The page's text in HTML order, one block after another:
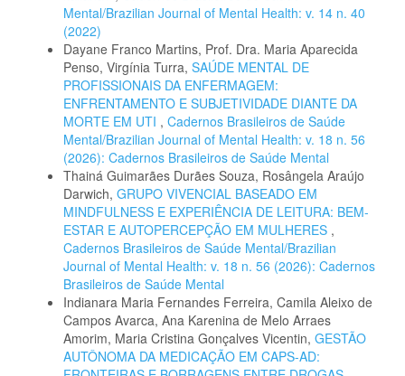
Mental/Brazilian Journal of Mental Health: v. 14 n. 40
(2022)
Dayane Franco Martins, Prof. Dra. Maria Aparecida
Penso, Virgínia Turra, SAÚDE MENTAL DE
PROFISSIONAIS DA ENFERMAGEM:
ENFRENTAMENTO E SUBJETIVIDADE DIANTE DA
MORTE EM UTI , Cadernos Brasileiros de Saúde
Mental/Brazilian Journal of Mental Health: v. 18 n. 56
(2026): Cadernos Brasileiros de Saúde Mental
Thainá Guimarães Durães Souza, Rosângela Araújo
Darwich, GRUPO VIVENCIAL BASEADO EM
MINDFULNESS E EXPERIÊNCIA DE LEITURA: BEM-
ESTAR E AUTOPERCEPÇÃO EM MULHERES ,
Cadernos Brasileiros de Saúde Mental/Brazilian
Journal of Mental Health: v. 18 n. 56 (2026): Cadernos
Brasileiros de Saúde Mental
Indianara Maria Fernandes Ferreira, Camila Aleixo de
Campos Avarca, Ana Karenina de Melo Arraes
Amorim, Maria Cristina Gonçalves Vicentin, GESTÃO
AUTÔNOMA DA MEDICAÇÃO EM CAPS-AD: